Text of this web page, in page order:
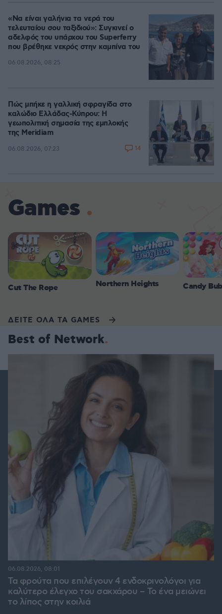
«Να είναι γαλήνια τα νερά του
τελευταίου σου ταξιδιού»: Συγκινεί ο
αδελφός του υπάρχου του Superferry
που βρέθηκε νεκρός στην καμπίνα του
06.08.2026, 08:25
Πώς μπήκε η γαλλική σφραγίδα στο
καλώδιο Ελλάδας-Κύπρου: Η
γεωπολιτική σημασία της εμπλοκής
της Meridiam
06.08.2026, 07:23 14
Games
Cut The Rope Northern Heights Candy
ΔΕΙΤΕ ΟΛΑ ΤΑ GAMES
Best of Network
Τα φρούτα που επιλέγουν 4 ενδοκρινολόγοι για
καλύτερο έλεγχο του σακχάρου – Το ένα μειώνει
το λίπος στην κοιλιά
06.08.2026, 08:01